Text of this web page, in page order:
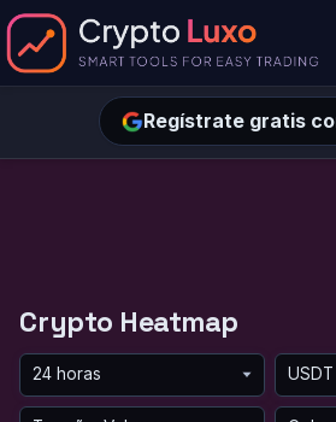
Regístrate gratis
Crypto Heatmap